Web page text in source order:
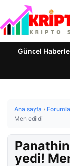
Güncel
Ana sayfa ›
Men edildi
yedi!